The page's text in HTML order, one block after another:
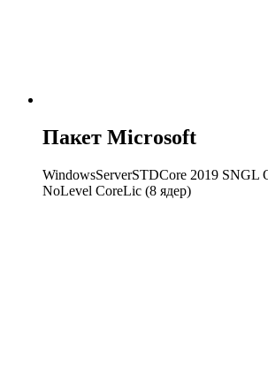
Пакет Microsoft
WindowsServerSTDCore 2019 SNGL
NoLevel CoreLic (8 ядер)